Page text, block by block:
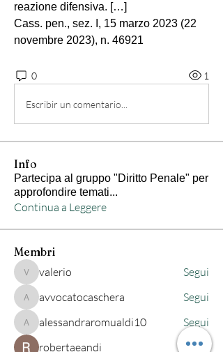
reazione difensiva. […]
Cass. pen., sez. I, 15 marzo 2023 (22
novembre 2023), n. 46921
0 1
Escribir un comentario...
Info
Partecipa al gruppo "Diritto Penale" per
approfondire temati...
Continua a Leggere
Membri
valeriovalerio Segui
avvocatocaschera
avvocatocaschera Segui
alessandraromualdi10
alessandraromualdi10
Segui
robertaeandi
Segui